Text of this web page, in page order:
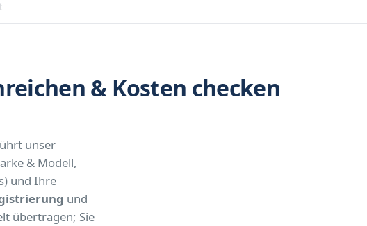
& Kosten checken
unser
& Modell,
und Ihre
und
übertragen; Sie